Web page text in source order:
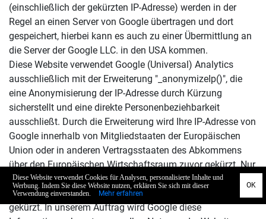
(einschließlich der gekürzten IP-Adresse) werden in der
Regel an einen Server von Google übertragen und dort
gespeichert, hierbei kann es auch zu einer Übermittlung an
die Server der Google LLC. in den USA kommen.
Diese Website verwendet Google (Universal) Analytics
ausschließlich mit der Erweiterung "_anonymizeIp()", die
eine Anonymisierung der IP-Adresse durch Kürzung
sicherstellt und eine direkte Personenbeziehbarkeit
ausschließt. Durch die Erweiterung wird Ihre IP-Adresse von
Google innerhalb von Mitgliedstaaten der Europäischen
Union oder in anderen Vertragsstaaten des Abkommens
über den Europäischen Wirtschaftsraum zuvor gekürzt. Nur
in Ausnahmefällen wird die volle IP-Adresse an einen
Server von Google LLC.in den USA übertragen und dort
gekürzt. In unserem Auftrag wird Google diese